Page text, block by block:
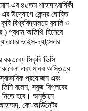
এর ৪৫তম শাহাদাৎবার্ষিকী
উদ্যোগে কেন্দ্র ঘোষিত
বিশ্ববিদ্যালয়ে র‍্যালি ও
) প্রধান অতিথি হিসেবে
ভাইস-চ্যান্সেলর
সিকৃবি ভিসি
এবং মানব অস্তিত্ব
স্বাভাবিক প্রয়োজন এবং
বলেন, সবুজ বিপ্লবের
হবে। অনুষ্ঠানে
কো-অর্ডিনেটর